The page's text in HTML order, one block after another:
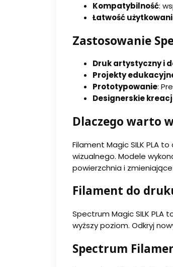
Kompatybilność:
Łatwość
Zastosowanie
Druk artystyczny i
Projekty
Prototypowanie:
Designerskie
Dlaczego warto
Filament Magic SILK PLA
wizualnego. Modele
powierzchnia i
Filament do
Spectrum Magic SILK
wyższy poziom. Odkryj
Spectrum